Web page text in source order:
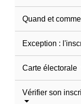
Quand et
Exception :
Carte électorale
Vérifier son